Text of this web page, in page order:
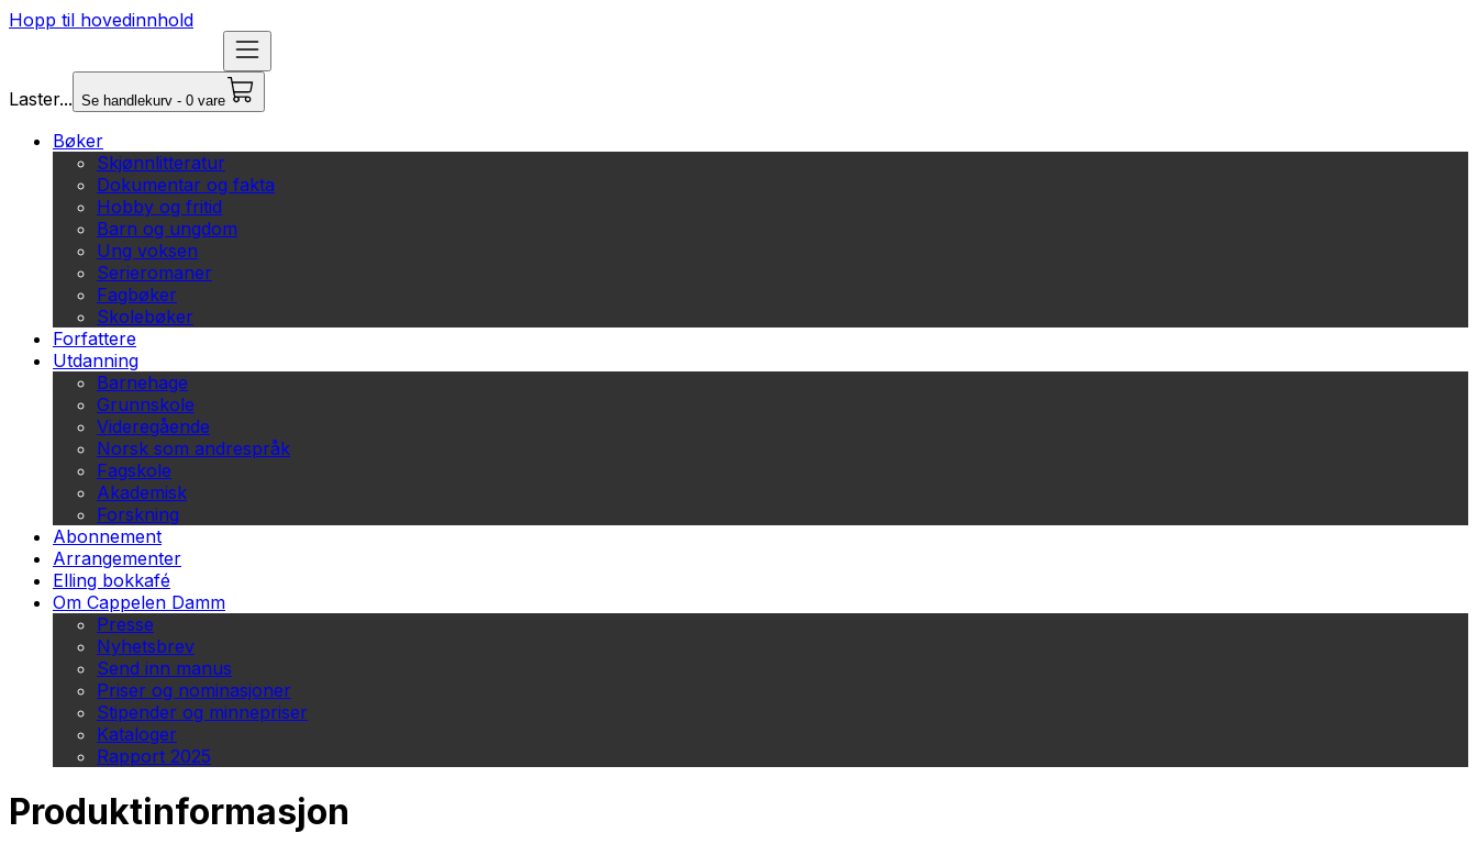
Hopp til hovedinnhold
Laster... Se handlekurv - 0 vare
Bøker
Skjønnlitteratur
Dokumentar og fakta
Hobby og fritid
Barn og ungdom
Ung voksen
Serieromaner
Fagbøker
Skolebøker
Forfattere
Utdanning
Barnehage
Grunnskole
Videregående
Norsk som andrespråk
Fagskole
Akademisk
Forskning
Abonnement
Arrangementer
Elling bokkafé
Om Cappelen Damm
Presse
Nyhetsbrev
Send inn manus
Priser og nominasjoner
Stipender og minnepriser
Kataloger
Rapport 2025
Produktinformasjon